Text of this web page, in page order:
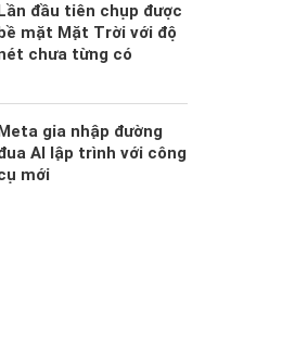
Lần đầu tiên chụp được
bề mặt Mặt Trời với độ
chưa từng có
gia nhập đường
AI lập trình với công
mới